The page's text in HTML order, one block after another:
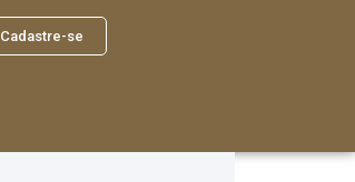
Cadastre-se